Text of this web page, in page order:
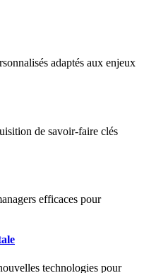
adaptés aux enjeux
de savoir-faire clés
efficaces pour
technologies pour